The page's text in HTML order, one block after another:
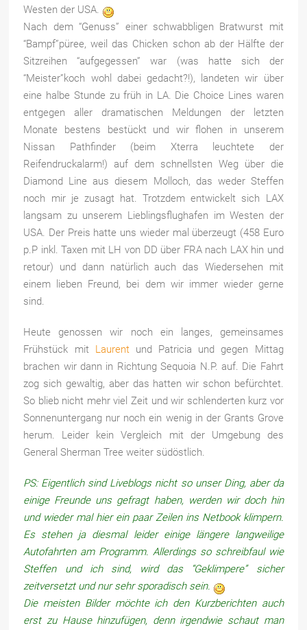
Westen der USA.
Nach dem “Genuss” einer schwabbligen Bratwurst mit
“Bampf”püree, weil das Chicken schon ab der Hälfte der
Sitzreihen “aufgegessen” war (was hatte sich der
“Meister”koch wohl dabei gedacht?!), landeten wir über
eine halbe Stunde zu früh in LA. Die Choice Lines waren
entgegen aller dramatischen Meldungen der letzten
Monate bestens bestückt und wir flohen in unserem
Nissan Pathfinder (beim Xterra leuchtete der
Reifendruckalarm!) auf dem schnellsten Weg über die
Diamond Line aus diesem Molloch, das weder Steffen
noch mir je zusagt hat. Trotzdem entwickelt sich LAX
langsam zu unserem Lieblingsflughafen im Westen der
USA. Der Preis hatte uns wieder mal überzeugt (458 Euro
p.P inkl. Taxen mit LH von DD über FRA nach LAX hin und
retour) und dann natürlich auch das Wiedersehen mit
einem lieben Freund, bei dem wir immer wieder gerne
sind.
Heute genossen wir noch ein langes, gemeinsames
Frühstück mit Laurentund Patricia und gegen Mittag
brachen wir dann in Richtung Sequoia N.P. auf. Die Fahrt
zog sich gewaltig, aber das hatten wir schon befürchtet.
So blieb nicht mehr viel Zeit und wir schlenderten kurz vor
Sonnenuntergang nur noch ein wenig in der Grants Grove
herum. Leider kein Vergleich mit der Umgebung des
General Sherman Tree weiter südöstlich.
PS: Eigentlich sind Liveblogs nicht so unser Ding, aber da
einige Freunde uns gefragt haben, werden wir doch hin
und wieder mal hier ein paar Zeilen ins Netbook klimpern.
Es stehen ja diesmal leider einige längere langweilige
Autofahrten am Programm. Allerdings so schreibfaul wie
Steffen und ich sind, wird das “Geklimpere” sicher
zeitversetzt und nur sehr sporadisch sein.
Die meisten Bilder möchte ich den Kurzberichten auch
erst zu Hause hinzufügen, denn irgendwie schaut man